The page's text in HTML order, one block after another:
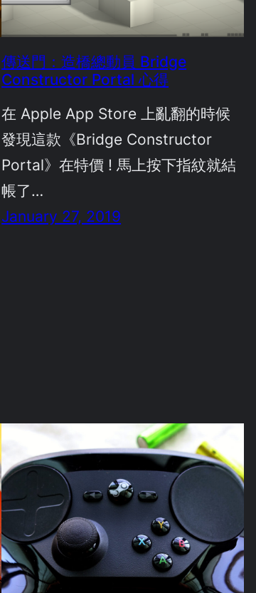
傳送門：造橋總動員 Bridge
Constructor Portal 心得
在 Apple App Store 上亂翻的時候
發現這款《Bridge Constructor
Portal》在特價 ! 馬上按下指紋就結
帳了…
January 27, 2019